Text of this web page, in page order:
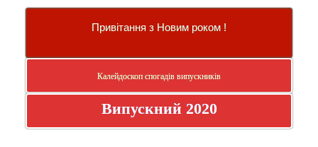
Привітання з Новим роком !
Калейдоскоп спогадів випускників
Випускний 2020